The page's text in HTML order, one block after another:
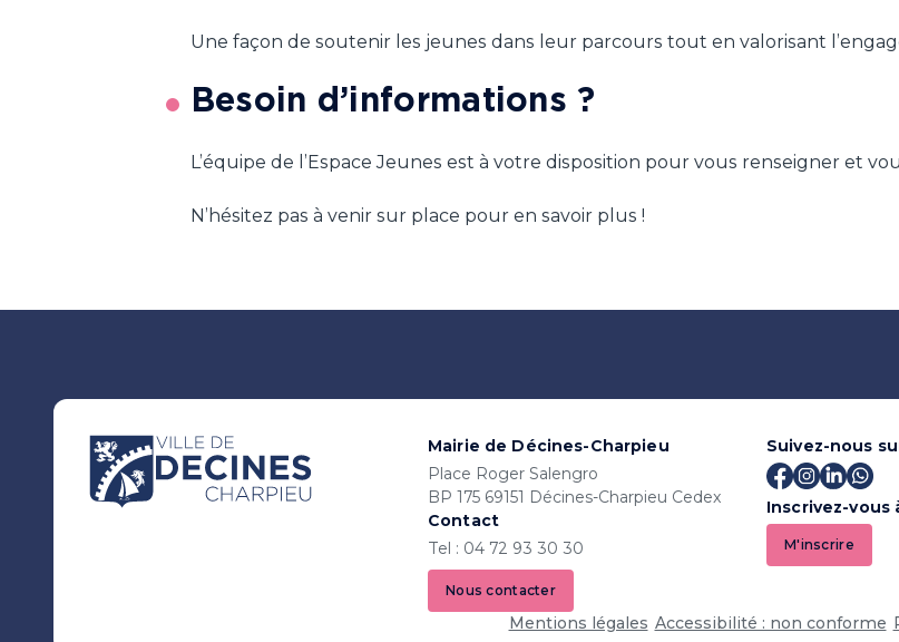
Une façon de soutenir les jeunes dans leur parcours tout en valorisant
Besoin d’informations ?
L’équipe de l’Espace Jeunes est à votre disposition pour vous renseigner et
N’hésitez pas à venir sur place pour en savoir plus !
Mairie de Décines-Charpieu
Place Roger Salengro
BP 175 69151 Décines-Charpieu Cedex
Contact
Tel : 04 72 93 30 30
Nous contacter
Suivez-nous
Inscrivez-
M'inscrire
Mentions légales Accessibilité : non conforme